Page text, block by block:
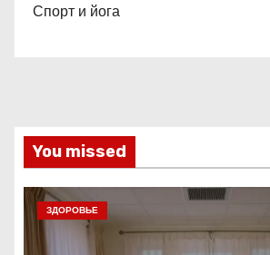
Спорт и йога
You missed
ЗДОРОВЬЕ